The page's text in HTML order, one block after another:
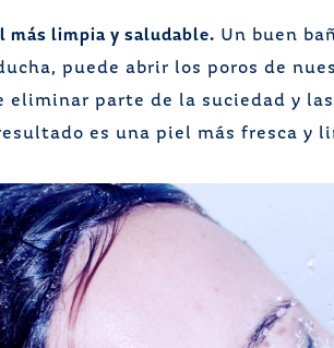
más limpia y saludable. Un buen
puede abrir los poros de
eliminar parte de la suciedad y
es una piel más fresca y